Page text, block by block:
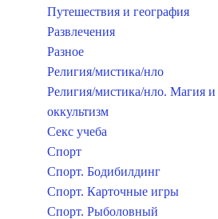
Путешествия и география
Развлечения
Разное
Религия/мистика/нло
Религия/мистика/нло. Магия и
оккультизм
Секс учеба
Спорт
Спорт. Бодибилдинг
Спорт. Карточные игры
Спорт. Рыболовный